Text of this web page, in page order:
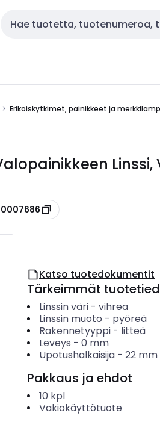
Haku
Erikoiskytkimet, painikkeet ja
Linssi,
Katso tuotedokumentit
Tärkeimmät
Linssin väri- vihreä
Linssin muoto - pyöreä
Rakennetyyppi- litteä
Leveys - 0 mm
Upotushalkaisija- 22 mm
Pakkaus ja ehdot
10 kpl
Vakiokäyttötuote